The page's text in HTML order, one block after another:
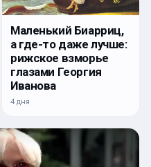
Маленький Биарриц,
а где-то даже лучше:
рижское взморье
глазами Георгия
Иванова
4 дня